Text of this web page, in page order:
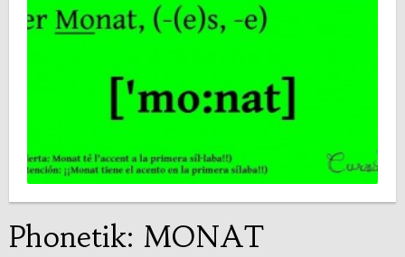
Phonetik: MONAT